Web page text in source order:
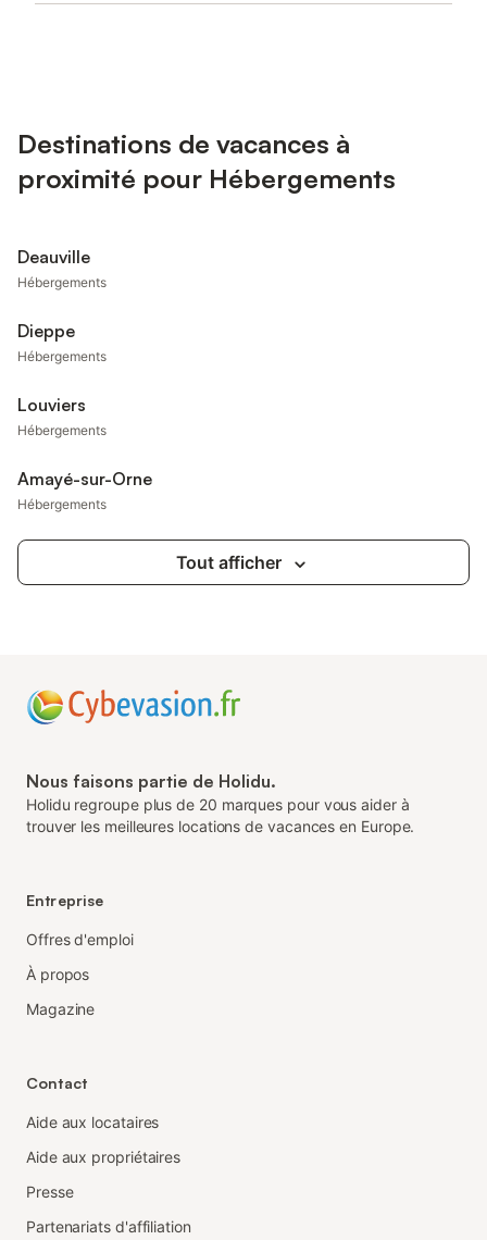
Destinations de vacances à
proximité pour Hébergements
Deauville
Hébergements
Dieppe
Hébergements
Louviers
Hébergements
Amayé-sur-Orne
Hébergements
Tout afficher
Nous faisons partie de Holidu.
Holidu regroupe plus de 20 marques pour vous aider à
trouver les meilleures locations de vacances en Europe.
Entreprise
Offres d'emploi
À propos
Magazine
Contact
Aide aux locataires
Aide aux propriétaires
Presse
Partenariats d'affiliation